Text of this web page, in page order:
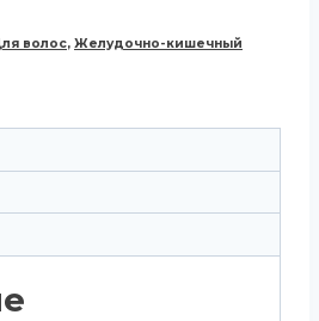
волос, Желудочно-кишечный